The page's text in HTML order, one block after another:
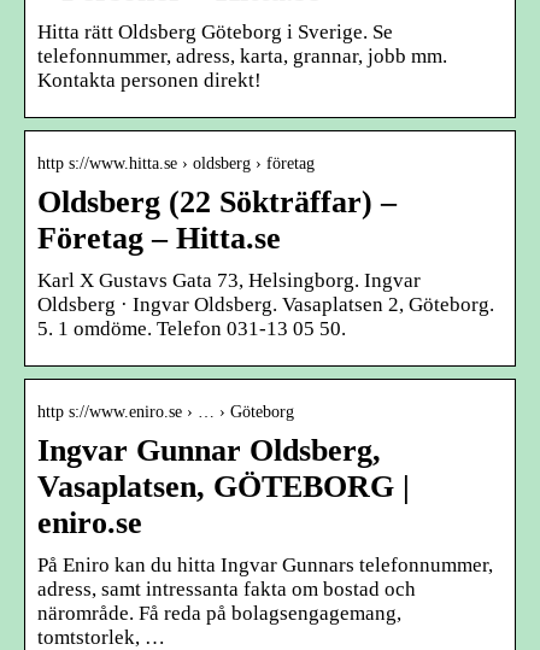
Hitta rätt Oldsberg Göteborg i Sverige. Se
telefonnummer, adress, karta, grannar, jobb mm.
Kontakta personen direkt!
http s://www.hitta.se › oldsberg › företag
Oldsberg (22 Sökträffar) –
Företag – Hitta.se
Karl X Gustavs Gata 73, Helsingborg. Ingvar
Oldsberg · Ingvar Oldsberg. Vasaplatsen 2, Göteborg.
5. 1 omdöme. Telefon 031-13 05 50.
http s://www.eniro.se › … › Göteborg
Ingvar Gunnar Oldsberg,
Vasaplatsen, GÖTEBORG |
eniro.se
På Eniro kan du hitta Ingvar Gunnars telefonnummer,
adress, samt intressanta fakta om bostad och
närområde. Få reda på bolagsengagemang,
tomtstorlek, …